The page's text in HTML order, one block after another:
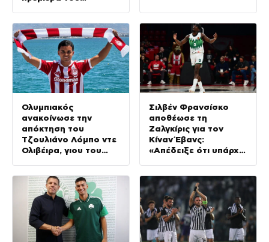
Ολυμπιακός
ανακοίνωσε την
απόκτηση του
Τζουλιάνο Λόμπο ντε
Ολιβέιρα, γιου του
Σιλβέν Φρανσίσκο
αποθέωσε τη
Ζαλγκίρις για τον
Κίναν Έβανς:
«Απέδειξε ότι υπάρχει